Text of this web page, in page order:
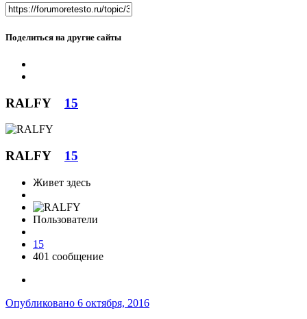
Поделиться на другие сайты
RALFY 15
RALFY 15
Живет здесь
Пользователи
15
401 сообщение
Опубликовано 6 октября, 2016